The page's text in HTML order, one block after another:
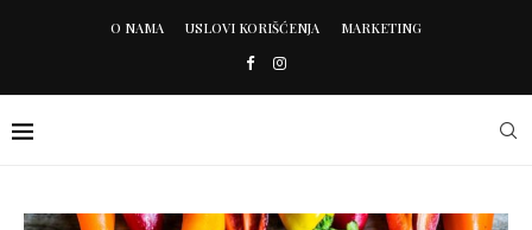
O NAMA USLOVI KORIŠĆENJA MARKETING